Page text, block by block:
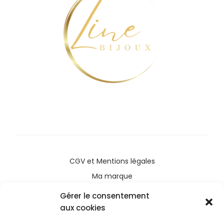
Gérer le consentement
aux cookies
CGVet Mentions légales
Ma marque
Retours et Livraisons
Contact